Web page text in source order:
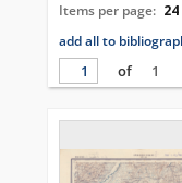
Items per page: 24
add all to
of
1